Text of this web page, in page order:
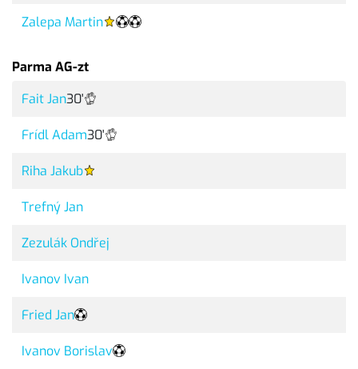
Zalepa Martin
Parma AG-zt
Fait Jan30'
Frídl Adam30'
Riha Jakub
Trefný Jan
Zezulák Ondřej
Ivanov Ivan
Fried Jan
Ivanov Borislav